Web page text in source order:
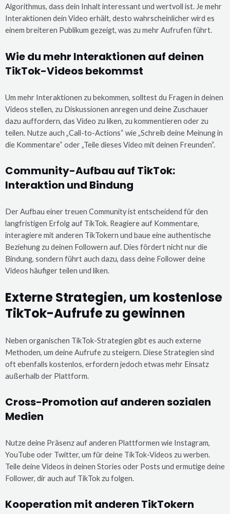
Algorithmus, dass dein Inhalt interessant und wertvoll ist. Je mehr
Interaktionen dein Video erhält, desto wahrscheinlicher wird es
einem breiteren Publikum gezeigt, was zu mehr Aufrufen führt.
Wie du mehr Interaktionen auf deinen
TikTok-Videos bekommst
Um mehr Interaktionen zu bekommen, solltest du Fragen in deinen
Videos stellen, zu Diskussionen anregen und deine Zuschauer
dazu auffordern, das Video zu liken, zu kommentieren oder zu
teilen. Nutze auch „Call-to-Actions“ wie „Schreib deine Meinung in
die Kommentare“ oder „Teile dieses Video mit deinen Freunden“.
Community-Aufbau auf TikTok:
Interaktion und Bindung
Der Aufbau einer treuen Community ist entscheidend für den
langfristigen Erfolg auf TikTok. Reagiere auf Kommentare,
interagiere mit anderen TikTokern und baue eine authentische
Beziehung zu deinen Followern auf. Dies fördert nicht nur die
Bindung, sondern führt auch dazu, dass deine Follower deine
Videos häufiger teilen und liken.
Externe Strategien, um kostenlose
TikTok-Aufrufe zu gewinnen
Neben organischen TikTok-Strategien gibt es auch externe
Methoden, um deine Aufrufe zu steigern. Diese Strategien sind
oft ebenfalls kostenlos, erfordern jedoch etwas mehr Einsatz
außerhalb der Plattform.
Cross-Promotion auf anderen sozialen
Medien
Nutze deine Präsenz auf anderen Plattformen wie Instagram,
YouTube oder Twitter, um für deine TikTok-Videos zu werben.
Teile deine Videos in deinen Stories oder Posts und ermutige deine
Follower, dir auch auf TikTok zu folgen.
Kooperation mit anderen TikTokern